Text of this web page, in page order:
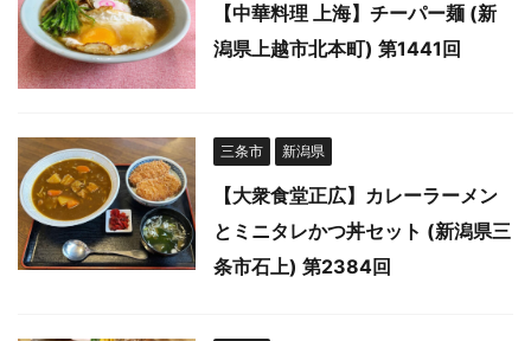
【中華料理 上海】チーパー麺 (新
潟県上越市北本町) 第1441回
三条市 新潟県
【大衆食堂正広】カレーラーメン
とミニタレかつ丼セット (新潟県三
条市石上) 第2384回